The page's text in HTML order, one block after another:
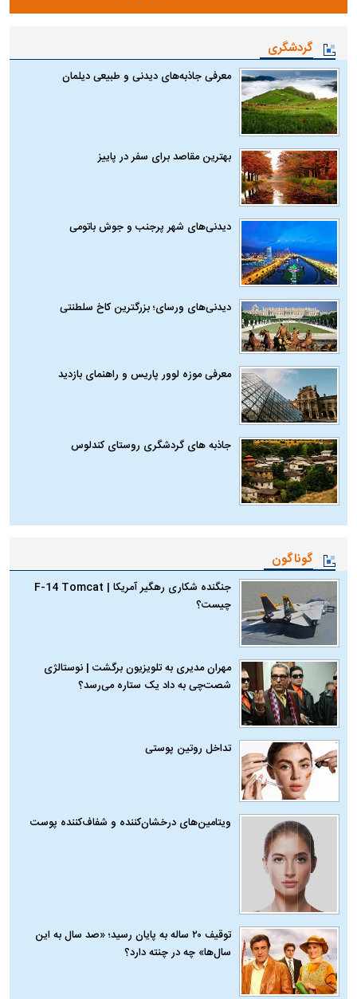
گردشگری
معرفی جاذبه‌های دیدنی و طبیعی دیلمان
بهترین مقاصد برای سفر در پاییز
دیدنی‌های شهر پرجنب و جوش باتومی
دیدنی‌های ورسای؛ بزرگترین کاخ سلطنتی
معرفی موزه لوور پاریس و راهنمای بازدید
جاذبه های گردشگری روستای کندلوس
گوناگون
جنگنده شکاری رهگیر آمریکا | F-14 Tomcat
چیست؟
مهران مدیری به تلویزیون برگشت | نوستالژی
شصت‌چی به داد یک ستاره می‌رسد؟
تداخل روتین پوستی
ویتامین‌های درخشان‌کننده و شفاف‌کننده پوست
توقیف ۲۰ ساله به پایان رسید؛ «صد سال به این
سال‌ها» چه در چنته دارد؟